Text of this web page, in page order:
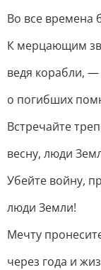
Во все времена
К мерцающим
ведя корабли, —
о погибших
Встречайте
весну, люди
Убейте войну,
люди Земли!
Мечту
через года и